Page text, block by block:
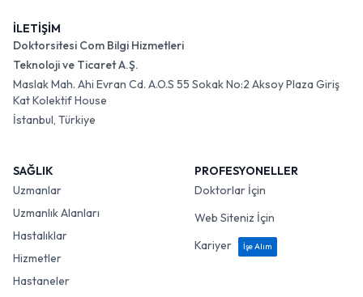
İLETİŞİM
Doktorsitesi Com Bilgi Hizmetleri
Teknoloji ve Ticaret A.Ş.
Maslak Mah. Ahi Evran Cd. A.O.S 55 Sokak No:2 Aksoy Plaza Giriş
Kat Kolektif House
İstanbul, Türkiye
SAĞLIK
Uzmanlar
Uzmanlık Alanları
Hastalıklar
Hizmetler
Hastaneler
PROFESYONELLER
Doktorlar İçin
Web Siteniz İçin
Kariyer
İşe Alım